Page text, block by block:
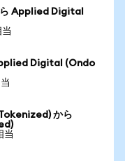
Applied Digital
Digital (Ondo
から
当